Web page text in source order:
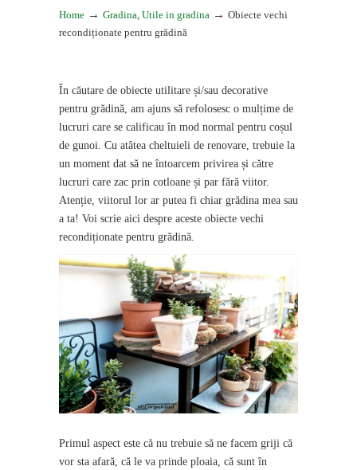
Home → Gradina, Utile in gradina → Obiecte vechi
recondiționate pentru grădină
În căutare de obiecte utilitare și/sau decorative
pentru grădină, am ajuns să refolosesc o mulțime de
lucruri care se calificau în mod normal pentru coșul
de gunoi. Cu atâtea cheltuieli de renovare, trebuie la
un moment dat să ne întoarcem privirea și către
lucruri care zac prin cotloane și par fără viitor.
Atenție, viitorul lor ar putea fi chiar grădina mea sau
a ta! Voi scrie aici despre aceste obiecte vechi
recondiționate pentru grădină.
Primul aspect este că nu trebuie să ne facem griji că
vor sta afară, că le va prinde ploaia, că sunt în